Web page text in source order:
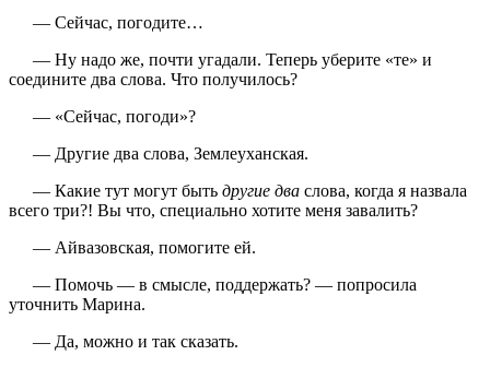
— Сейчас, погодите…
— Ну надо же, почти угадали. Теперь уберите «те» и
соедините два слова. Что получилось?
— «Сейчас, погоди»?
— Другие два слова, Землеуханская.
— Какие тут могут бытьдругие два слова, когда я назвала
всего три?! Вы что, специально хотите меня завалить?
— Айвазовская, помогите ей.
— Помочь — в смысле, поддержать? — попросила
уточнить Марина.
— Да, можно и так сказать.